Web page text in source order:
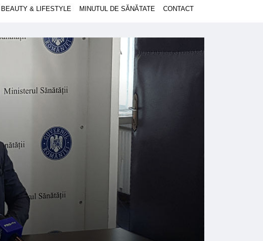
BEAUTY & LIFESTYLE MINUTUL DE SĂNĂTATE CONTACT